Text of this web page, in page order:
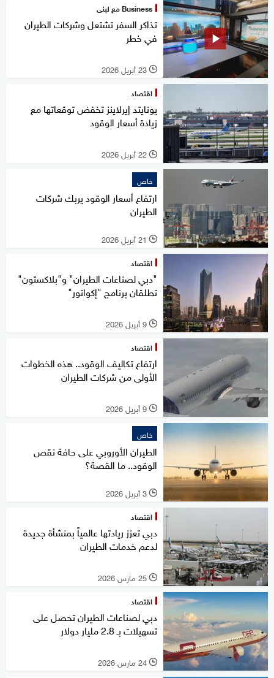
Business مع لبنى
تذاكر السفر تشتعل وشركات الطيران
في خطر
l 23 أبريل 2026
اقتصاد
يونايتد إيرلاينز تخفض توقعاتها مع
زيادة أسعار الوقود
l 22 أبريل 2026
خاص
ارتفاع أسعار الوقود يربك شركات
الطيران
l 21 أبريل 2026
اقتصاد
"دبي لصناعات الطيران" و"بلاكستون"
تطلقان برنامج "إكواتور"
l 9 أبريل 2026
اقتصاد
ارتفاع تكاليف الوقود.. هذه الخطوات
الأولى من شركات الطيران
l 9 أبريل 2026
خاص
الطيران الأوروبي على حافة نقص
الوقود.. ما القصة؟
l 3 أبريل 2026
اقتصاد
دبي تعزز ريادتها عالمياً بمنشأة جديدة
لدعم خدمات الطيران
l 25 مارس 2026
اقتصاد
دبي لصناعات الطيران تحصل على
تسهيلات بـ 2.8 مليار دولار
l 24 مارس 2026